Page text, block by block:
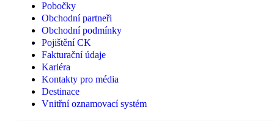
Pobočky
Obchodní partneři
Obchodní podmínky
Pojištění CK
Fakturační údaje
Kariéra
Kontakty pro média
Destinace
Vnitřní oznamovací systém